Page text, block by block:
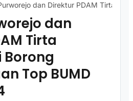
dan Direktur PDAM Tirta
dan
Tirta
Borong
Top BUMD